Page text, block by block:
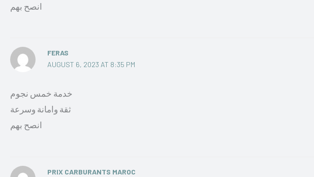
انصح بهم
FERAS
AUGUST 6, 2023 AT 8:35 PM
خدمة خمس نجوم
ثقة وامانة وسرعة
انصح بهم
PRIX CARBURANTS MAROC